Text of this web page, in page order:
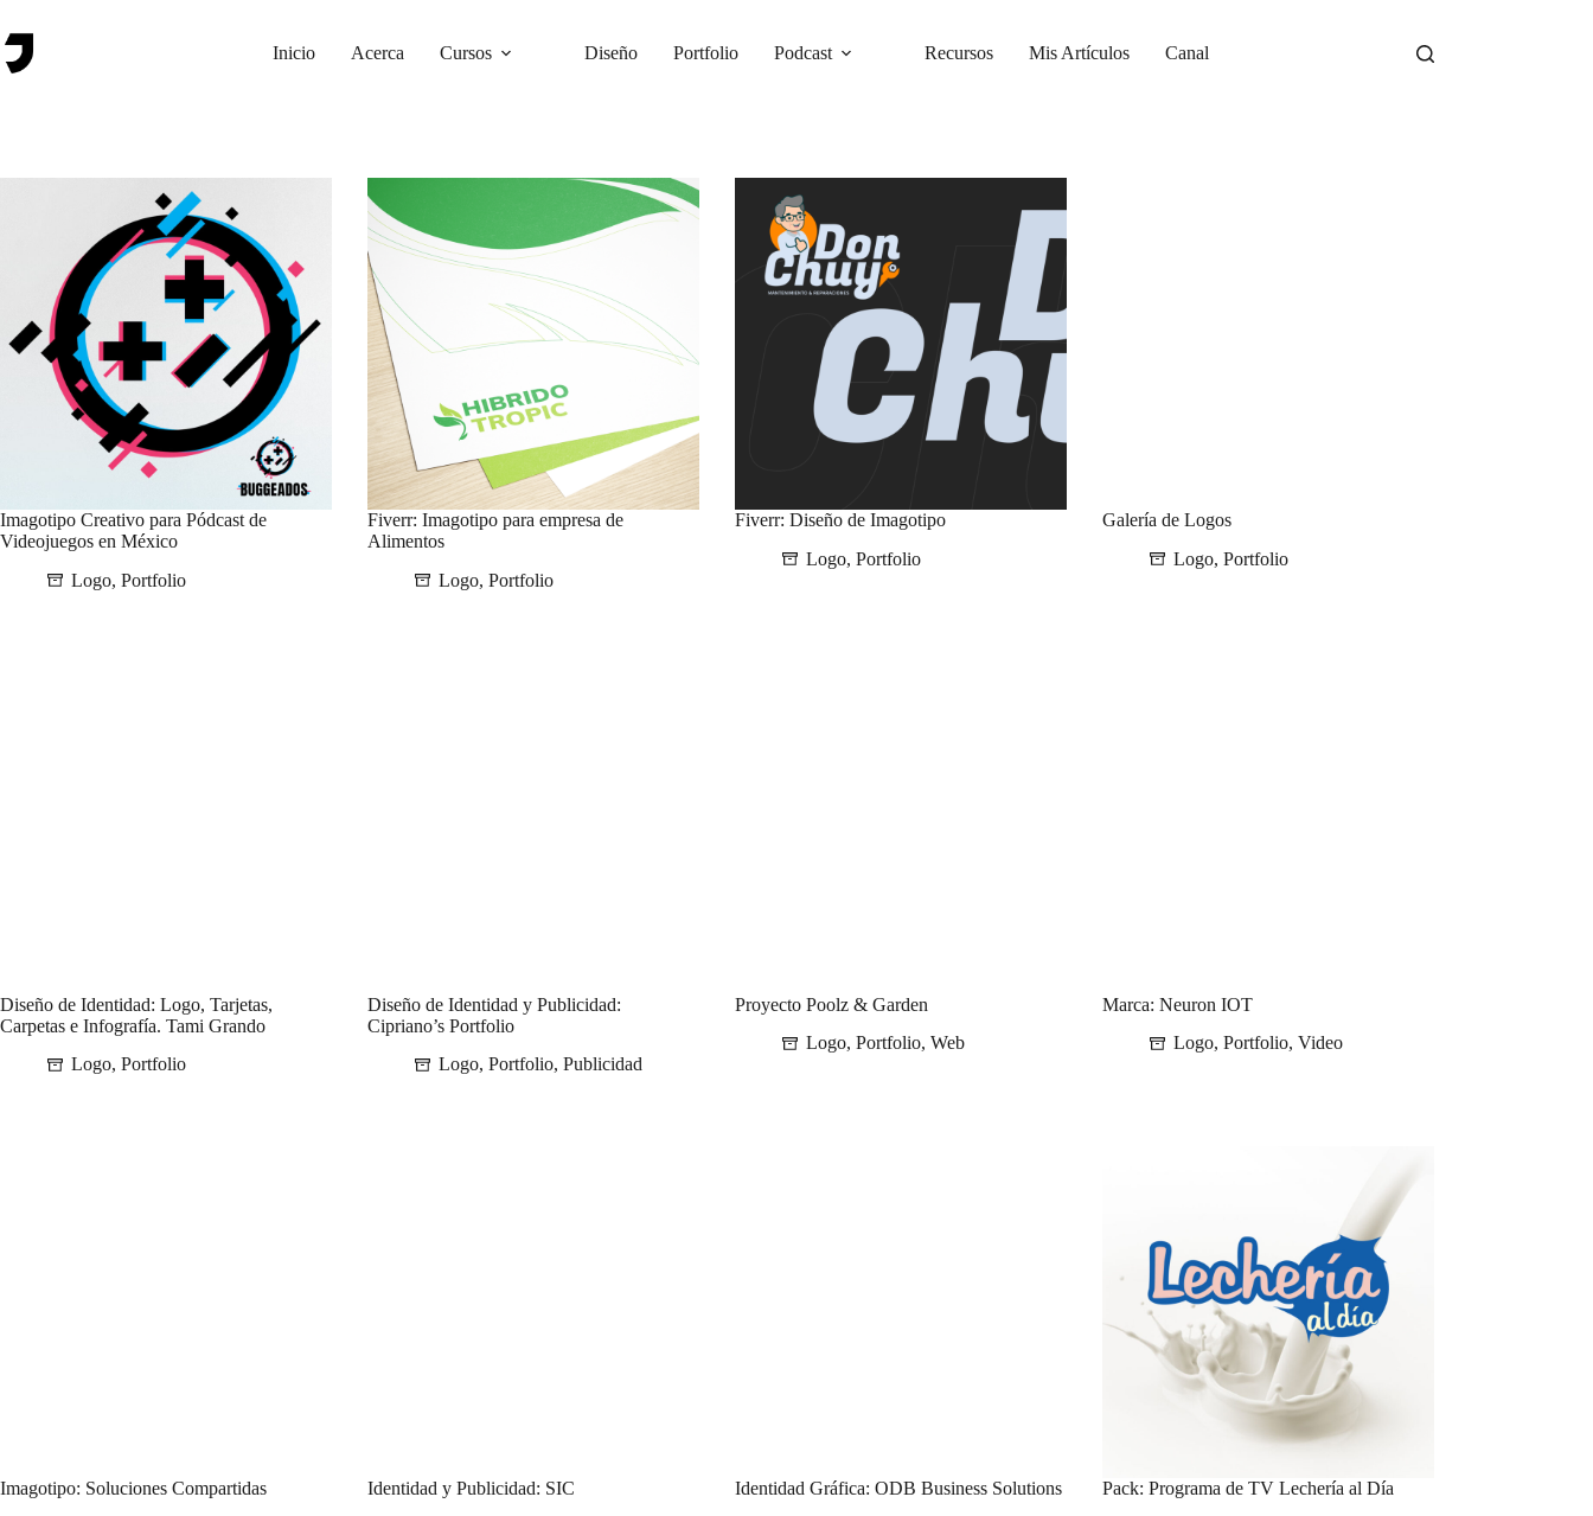
al
contenido
Inicio Acerca Cursos Diseño Portfolio Podcast Recursos Mis Artículos Canal
Imagotipo Creativo para Pódcast de
Videojuegos en México
Logo, Portfolio
Fiverr: Imagotipo para empresa de
Alimentos
Logo, Portfolio
Fiverr: Diseño de Imagotipo
Logo, Portfolio
Galería de Logos
Logo, Portfolio
Diseño de Identidad: Logo, Tarjetas,
Carpetas e Infografía. Tami Grando
Logo, Portfolio
Diseño de Identidad y Publicidad:
Cipriano’s Portfolio
Logo, Portfolio, Publicidad
Proyecto Poolz & Garden
Logo, Portfolio, Web
Marca: Neuron IOT
Logo, Portfolio, Video
Imagotipo: Soluciones Compartidas
Identidad y Publicidad: SIC
Identidad Gráfica: ODB Business Solutions
Pack: Programa de TV Lechería al Día